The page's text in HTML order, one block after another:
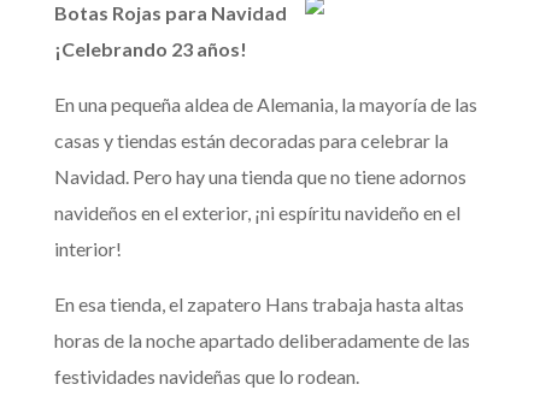
Botas Rojas para Navidad
¡Celebrando 23 años!
En una pequeña aldea de Alemania, la mayoría de las
casas y tiendas están decoradas para celebrar la
Navidad. Pero hay una tienda que no tiene adornos
navideños en el exterior, ¡ni espíritu navideño en el
interior!
En esa tienda, el zapatero Hans trabaja hasta altas
horas de la noche apartado deliberadamente de las
festividades navideñas que lo rodean.